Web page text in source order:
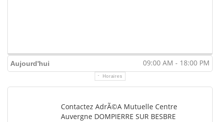
Aujourd'hui 09:00 AM - 18:00 PM
Horaires
Contactez AdrÃ©a Mutuelle Centre
Auvergne DOMPIERRE SUR BESBRE